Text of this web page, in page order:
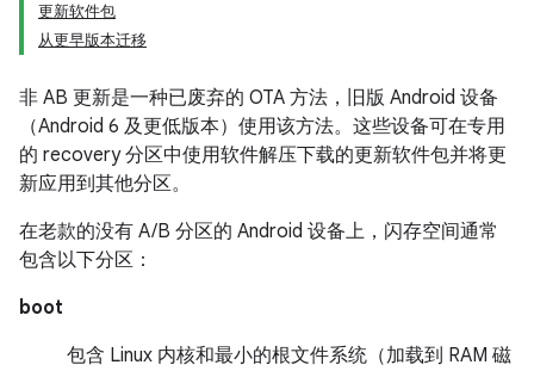
更新软件包
从更早版本迁移
非 AB 更新是一种已废弃的 OTA 方法，旧版 Android 设备
（Android 6 及更低版本）使用该方法。这些设备可在专用
的 recovery 分区中使用软件解压下载的更新软件包并将更
新应用到其他分区。
在老款的没有 A/B 分区的 Android 设备上，闪存空间通常
包含以下分区：
boot
包含 Linux 内核和最小的根文件系统（加载到 RAM 磁